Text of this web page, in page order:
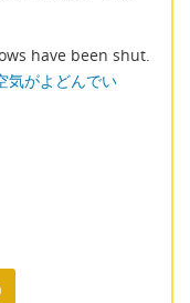
have been shut.
気がよどんでい